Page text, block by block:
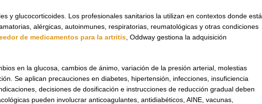
y glucocorticoides. Los profesionales sanitarios la utilizan en contextos donde está
alérgicas, autoinmunes, respiratorias, reumatológicas y otras condiciones
de medicamentos para la artritis , Oddway gestiona la adquisición
en la glucosa, cambios de ánimo, variación de la presión arterial, molestias
Se aplican precauciones en diabetes, hipertensión, infecciones, insuficiencia
decisiones de dosificación e instrucciones de reducción gradual deben
pueden involucrar anticoagulantes, antidiabéticos, AINE, vacunas,